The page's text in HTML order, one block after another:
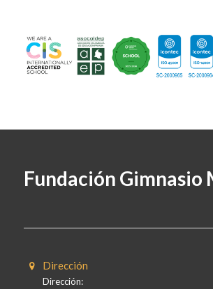
Fundación Gimnasio
Dirección
Dirección: